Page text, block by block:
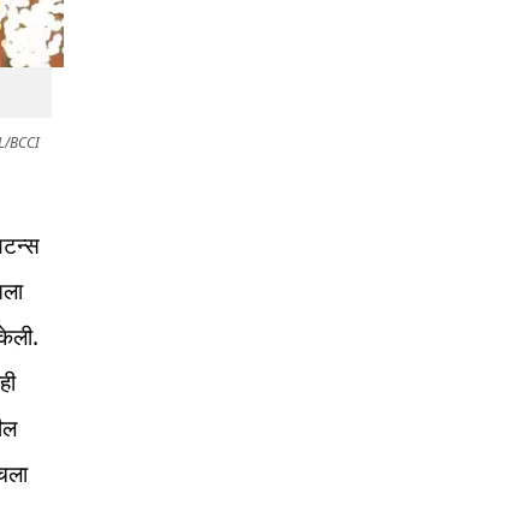
BCCI